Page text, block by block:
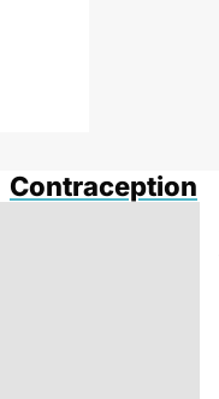
Contraception